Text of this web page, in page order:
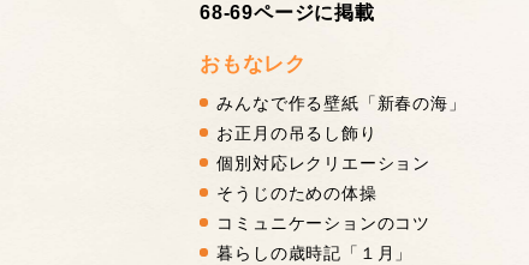
68-69ページに掲載
おもなレク
みんなで作る壁紙「新春の海」
お正月の吊るし飾り
個別対応レクリエーション
そうじのための体操
コミュニケーションのコツ
暮らしの歳時記「１月」